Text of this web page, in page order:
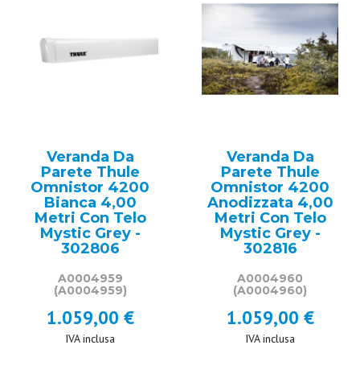
Veranda Da
Parete Thule
Omnistor 4200
Bianca 4,00
Metri Con Telo
Mystic Grey -
302806
A0004959
(A0004959)
1.059,00 €
IVA inclusa
Veranda Da
Parete Thule
Omnistor 4200
Anodizzata 4,00
Metri Con Telo
Mystic Grey -
302816
A0004960
(A0004960)
1.059,00 €
IVA inclusa